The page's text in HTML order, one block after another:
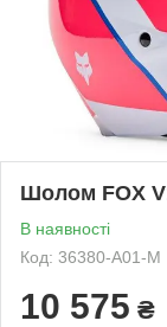
Шолом FOX
В наявності
Код: 36380-A01-M
10 575 ₴